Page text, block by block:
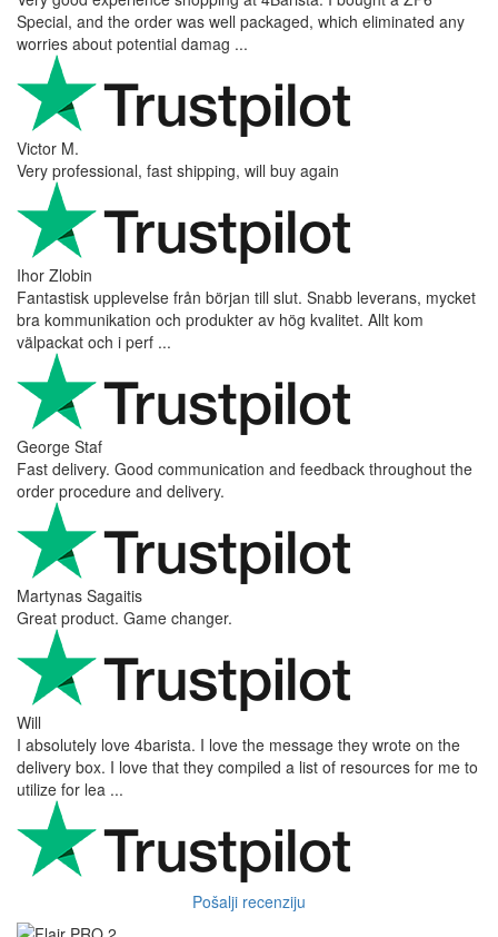
Special, and the order was well packaged, which eliminated any
worries about potential damag ...
Victor M.
Very professional, fast shipping, will buy again
Ihor Zlobin
Fantastisk upplevelse från början till slut. Snabb leverans, mycket
bra kommunikation och produkter av hög kvalitet. Allt kom
välpackat och i perf ...
George Staf
Fast delivery. Good communication and feedback throughout the
order procedure and delivery.
Martynas Sagaitis
Great product. Game changer.
Will
I absolutely love 4barista. I love the message they wrote on the
delivery box. I love that they compiled a list of resources for me to
utilize for lea ...
Pošalji recenziju